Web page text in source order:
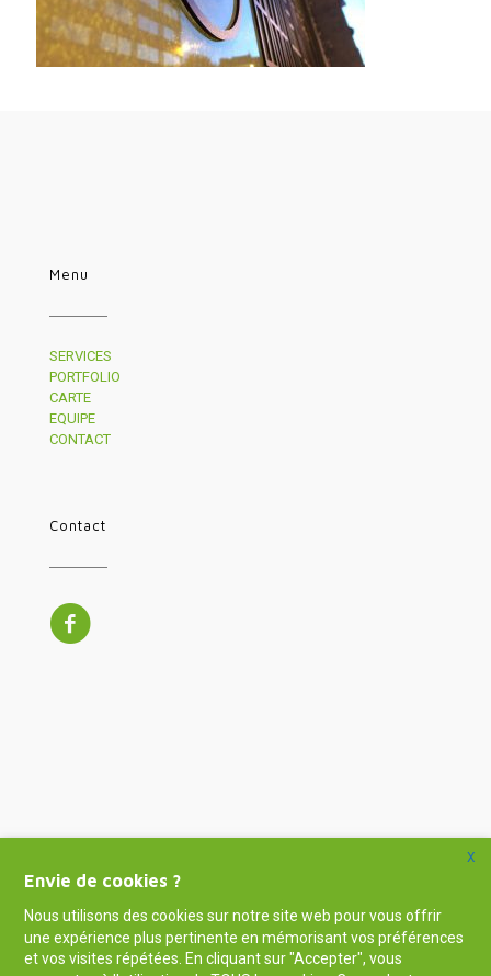
Menu
SERVICES
PORTFOLIO
CARTE
EQUIPE
CONTACT
Contact
X
Envie de cookies ?
Nous utilisons des cookies sur notre site web pour vous offrir
une expérience plus pertinente en mémorisant vos préférences
et vos visites répétées. En cliquant sur "Accepter", vous